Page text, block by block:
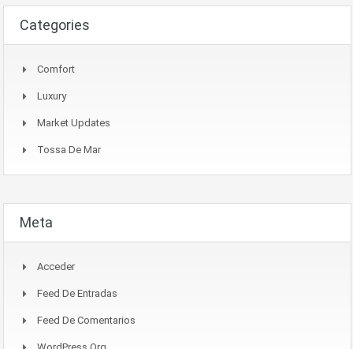
Categories
Comfort
Luxury
Market Updates
Tossa De Mar
Meta
Acceder
Feed De Entradas
Feed De Comentarios